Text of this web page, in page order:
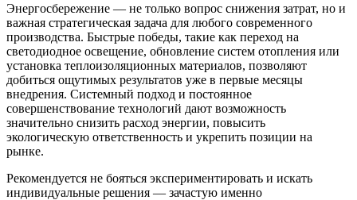
Энергосбережение — не только вопрос снижения затрат, но и
важная стратегическая задача для любого современного
производства. Быстрые победы, такие как переход на
светодиодное освещение, обновление систем отопления или
установка теплоизоляционных материалов, позволяют
добиться ощутимых результатов уже в первые месяцы
внедрения. Системный подход и постоянное
совершенствование технологий дают возможность
значительно снизить расход энергии, повысить
экологическую ответственность и укрепить позиции на
рынке.
Рекомендуется не бояться экспериментировать и искать
индивидуальные решения — зачастую именно